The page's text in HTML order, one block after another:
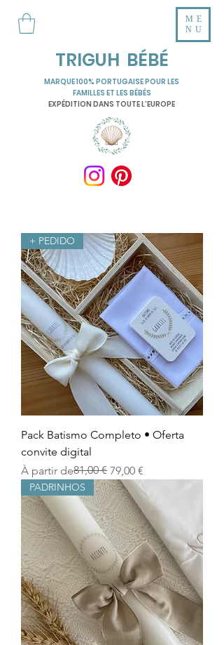
TRIGUH BÉBÉ
ME
NU
MARQUE 100% PORTUGAISE POUR LES
FAMILLES ET LES BÉBÉS
EXPÉDITION DANS TOUTE L'EUROPE
+ PEDIDO
Pack Batismo Completo • Oferta
convite digital
À partir de
Prix original81,00 € 79,00 €
Prix promotionnel
PADRINHOS